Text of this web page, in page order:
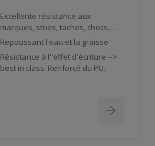
Excellente résistance aux
marques, stries, taches, chocs,…
Repoussant l'eau et la graisse
Résistance à l''effet d'écriture -->
best in class. Renforcé du PU.